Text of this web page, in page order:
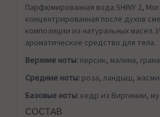
Парфюмированная вода SHINY 2,
концентрированная после духов
композиции из натуральных масел.
ароматическое средство для тела.
Верхние ноты: персик, малина,
Средние ноты: роза, ландыш,
Базовые ноты: кедр из Виргинии,
СОСТАВ